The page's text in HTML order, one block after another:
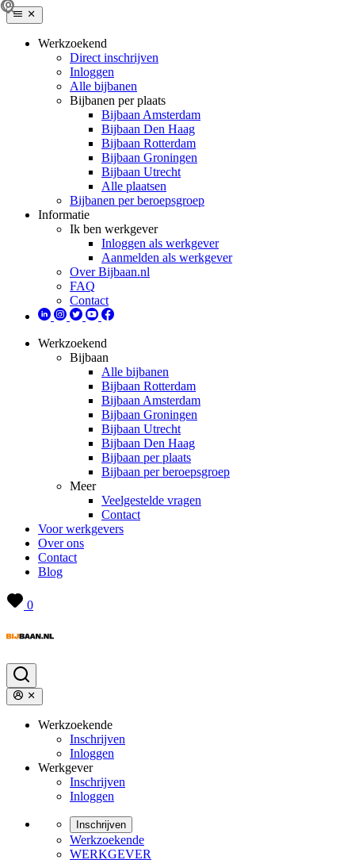
Werkzoekend
Direct inschrijven
Inloggen
Alle bijbanen
Bijbanen per plaats
Bijbaan Amsterdam
Bijbaan Den Haag
Bijbaan Rotterdam
Bijbaan Groningen
Bijbaan Utrecht
Alle plaatsen
Bijbanen per beroepsgroep
Informatie
Ik ben werkgever
Inloggen als werkgever
Aanmelden als werkgever
Over Bijbaan.nl
FAQ
Contact
Werkzoekend
Bijbaan
Alle bijbanen
Bijbaan Rotterdam
Bijbaan Amsterdam
Bijbaan Groningen
Bijbaan Utrecht
Bijbaan Den Haag
Bijbaan per plaats
Bijbaan per beroepsgroep
Meer
Veelgestelde vragen
Contact
Voor werkgevers
Over ons
Contact
Blog
0
Werkzoekende
Inschrijven
Inloggen
Werkgever
Inschrijven
Inloggen
Inschrijven
Werkzoekende
WERKGEVER